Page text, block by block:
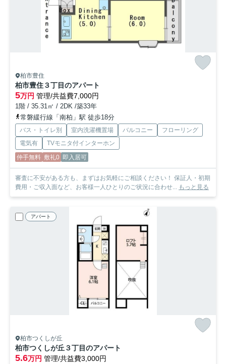
柏市豊住
柏市豊住３丁目のアパート
5万円 管理/共益費7,000円
1階 / 35.31㎡ / 2DK /築33年
常磐緩行線「南柏」駅 徒歩18分
バス・トイレ別 室内洗濯機置場 バルコニー
フローリング
電気有
TVモニタ付インターホン
仲手無料 敷礼0 即入居可
審査に不安がある方も、まずはお気軽にご相談ください！ 保証人・初期
費用・ご収入面など、お客様一人ひとりのご状況に合わせ... もっと見る
アパート
柏市つくしが丘
柏市つくしが丘３丁目のアパート
5.6万円 管理/共益費3,000円